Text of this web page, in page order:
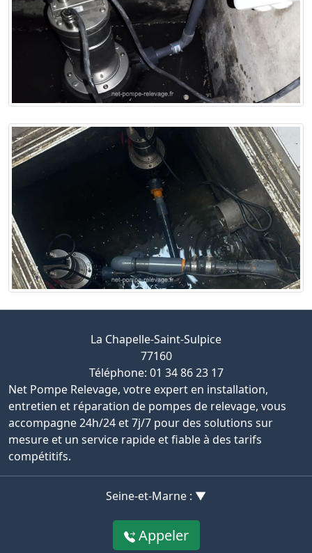
La Chapelle-Saint-Sulpice
77160
Téléphone: 01 34 86 23 17
Net Pompe Relevage, votre expert en installation,
entretien et réparation de pompes de relevage, vous
accompagne 24h/24 et 7j/7 pour des solutions sur
mesure et un service rapide et fiable à des tarifs
compétitifs.
Seine-et-Marne : ▼
Appeler